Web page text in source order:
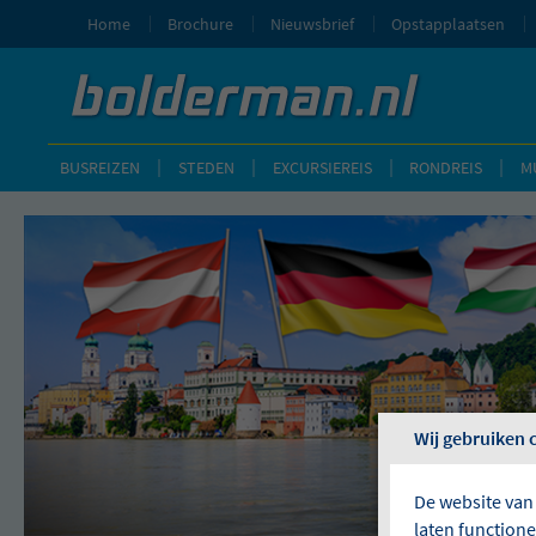
BUSREIZEN STEDEN EXCURSIEREIS RONDREIS
Home Brochure Nieuwsbrief Opstapplaatsen
Wij gebruiken
De website
laten